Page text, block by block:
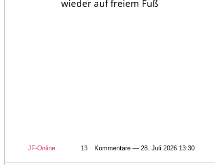
wieder auf freiem Fuß
JF-Online 13 Kommentare — 28. Juli 2026 13:30